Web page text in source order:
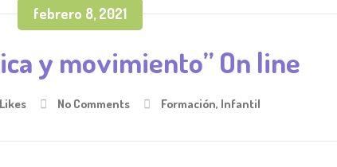
febrero 8, 2021
y movimiento” On line
Likes No Comments Formación, Infantil